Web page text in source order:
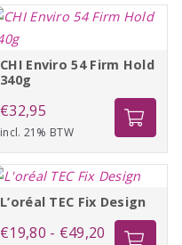
CHI Enviro 54 Firm Hold
340g
€32,95
incl. 21% BTW
L’oréal TEC Fix Design
€19,80 - €49,20 Prijsklasse: